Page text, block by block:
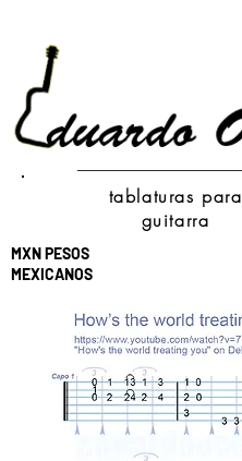
tablaturas para
guitarra
MXN PESOS
MEXICANOS